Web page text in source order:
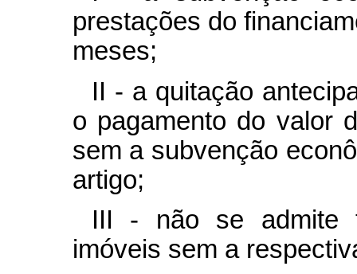
prestações do
meses;
II - a quitação
o pagamento do valor
sem a subvenção
artigo;
III - não se admite
imóveis sem a